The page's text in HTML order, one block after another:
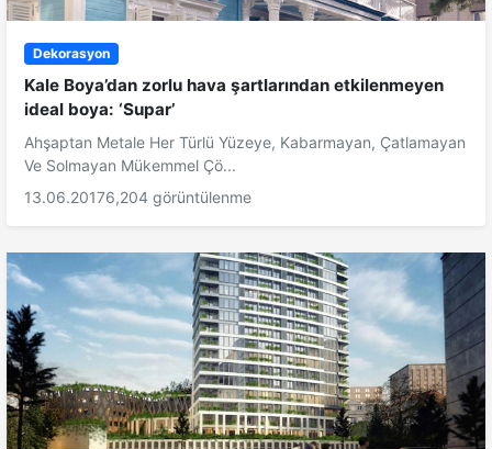
Dekorasyon
Kale Boya’dan zorlu hava şartlarından etkilenmeyen
ideal boya: ‘Supar’
Ahşaptan Metale Her Türlü Yüzeye, Kabarmayan, Çatlamayan
Ve Solmayan Mükemmel Çö...
13.06.20176,204 görüntülenme